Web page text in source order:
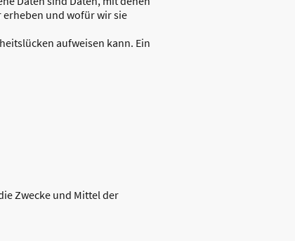
und wofür wir sie
aufweisen kann. Ein
Zwecke und Mittel der